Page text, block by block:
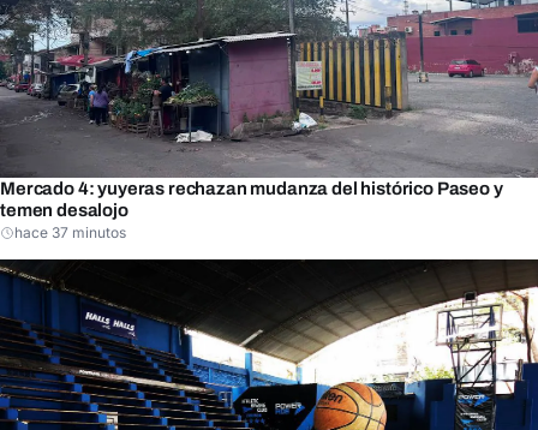
Mercado 4: yuyeras rechazan mudanza del histórico Paseo y
temen desalojo
hace 37 minutos